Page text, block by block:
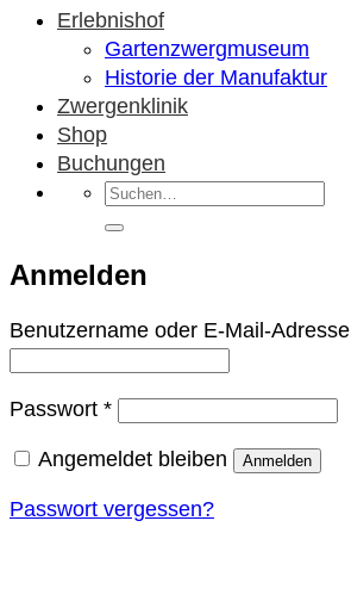
Erlebnishof
Gartenzwergmuseum
Historie der Manufaktur
Zwergenklinik
Shop
Buchungen
Suchen
nach:
Anmelden
Benutzername oder E-Mail-Adresse
Passwort *Erforderlich
Angemeldet bleiben Anmelden
Passwort vergessen?